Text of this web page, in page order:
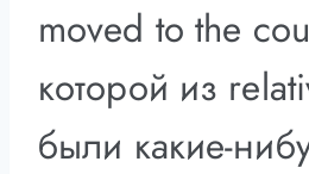
moved to the
которой из
были какие-